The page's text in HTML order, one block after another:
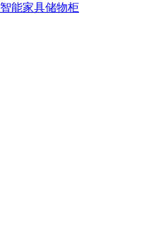
智能家具储物柜